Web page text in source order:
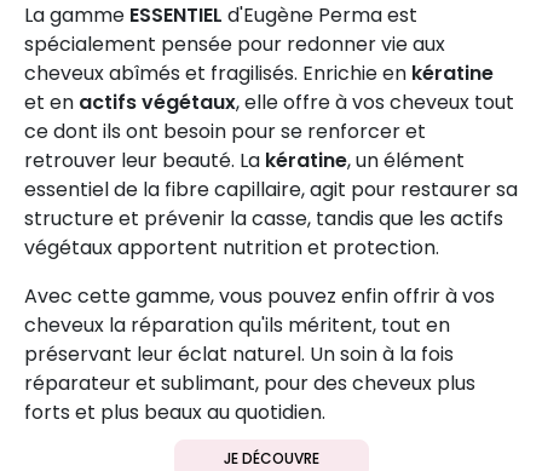
La gamme ESSENTIEL d'Eugène Perma est
spécialement pensée pour redonner vie aux
cheveux abîmés et fragilisés. Enrichie en kératine
et en actifs végétaux, elle offre à vos cheveux tout
ce dont ils ont besoin pour se renforcer et
retrouver leur beauté. La kératine, un élément
essentiel de la fibre capillaire, agit pour restaurer sa
structure et prévenir la casse, tandis que les actifs
végétaux apportent nutrition et protection.
Avec cette gamme, vous pouvez enfin offrir à vos
cheveux la réparation qu'ils méritent, tout en
préservant leur éclat naturel. Un soin à la fois
réparateur et sublimant, pour des cheveux plus
forts et plus beaux au quotidien.
JE DÉCOUVRE